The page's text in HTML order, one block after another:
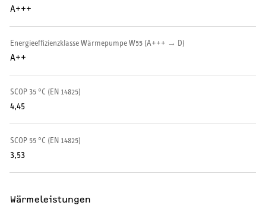
Regelung / Energiemanagement
Elektroheizung
WARMWASSER
Warmwasserspeicher
A+++
Energieeffizienzklasse Wärmepumpe W55 (A+++ → D)
A++
SCOP 35 °C (EN 14825)
4,45
SCOP 55 °C (EN 14825)
3,53
Wärmeleistungen